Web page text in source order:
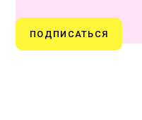
ПОДПИСАТЬСЯ